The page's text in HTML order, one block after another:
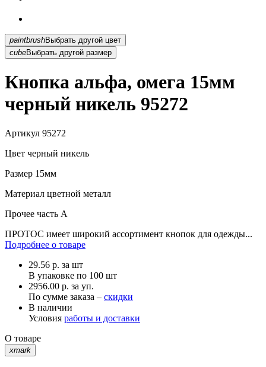
paintbrush
Выбрать другой цвет
cubeВыбрать другой размер
Кнопка альфа, омега 15мм
черный никель 95272
Артикул 95272
Цвет черный никель
Размер 15мм
Материал цветной металл
Прочее часть A
ПРОТОС имеет широкий ассортимент кнопок для одежды...
Подробнее о товаре
29.56 р. за шт
В упаковке по 100 шт
2956.00 р. за уп.
По сумме заказа – скидки
В наличии
Условия работы и доставки
О товаре
xmark